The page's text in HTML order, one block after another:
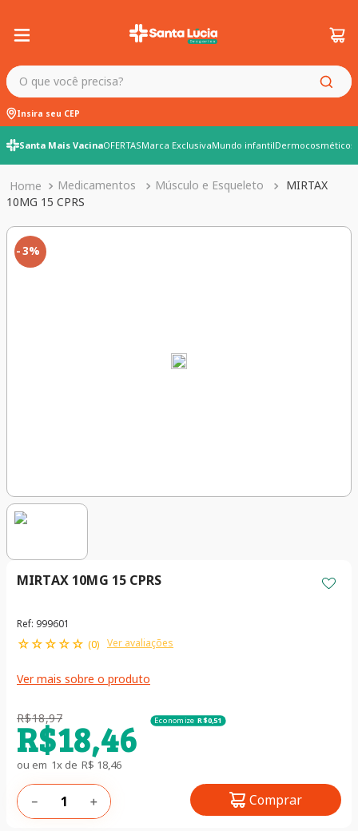
O que você precisa?
Insira seu CEP
Santa Mais VacinaOFERTASMarca ExclusivaMundo infantilDermocosméticos
Medicamentos Músculo e Esqueleto
MIRTAX
10MG 15 CPRS
3%
MIRTAX 10MG 15 CPRS
Ref: 999601
☆☆☆☆☆ (0) Ver avaliações
Ver mais sobre o produto
R$18,97 Economize R$0,51
R$18,46
ou em 1x de R$ 18,46
＋
－ Comprar